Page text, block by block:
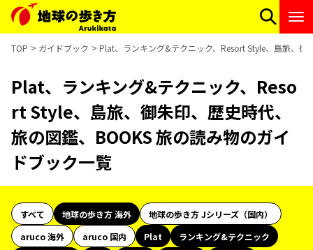
TOP ガイドブック Plat、ランキング&テクニック、Resort Style、島旅、
Plat、ランキング&テクニック、Reso
rt Style、島旅、御朱印、歴史時代、
旅の図鑑、BOOKS 旅の読み物のガイ
ドブック一覧
すべて 地球の歩き方 海外
地球の歩き方 Jシリーズ（国内）
aruco 海外
aruco 国内 Plat
ランキング&テクニック